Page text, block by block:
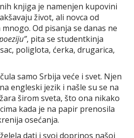
knjiga je namenjen kupovini
život, ali novca od
Od pisanja se danas ne
, pita se studentkinja
poliglota, ćerka, drugarica,
samo Srbija veće i svet. Njen
engleski jezik i našle su se na
širom sveta, što ona nikako
kada je na papir prenosila
osećanja.
dati i svoj doprinos našoj